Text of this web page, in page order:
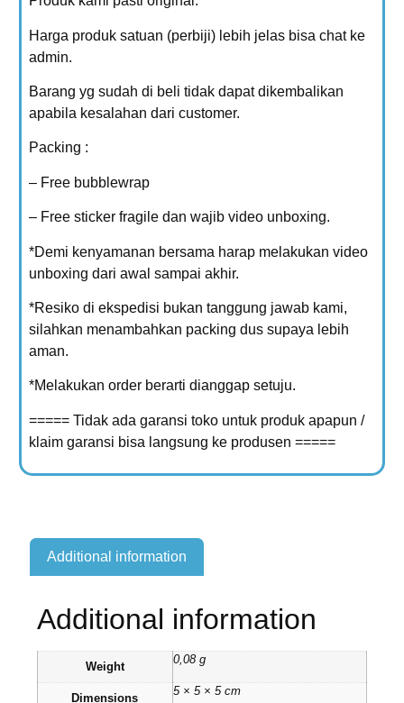
Harga produk satuan (perbiji) lebih jelas bisa chat ke
admin.
Barang yg sudah di beli tidak dapat dikembalikan
apabila kesalahan dari customer.
Packing :
– Free bubblewrap
– Free sticker fragile dan wajib video unboxing.
*Demi kenyamanan bersama harap melakukan video
unboxing dari awal sampai akhir.
*Resiko di ekspedisi bukan tanggung jawab kami,
silahkan menambahkan packing dus supaya lebih
aman.
*Melakukan order berarti dianggap setuju.
===== Tidak ada garansi toko untuk produk apapun /
klaim garansi bisa langsung ke produsen =====
Additional information
Additional information
Weight
0,08 g
Dimensions
5 × 5 × 5 cm